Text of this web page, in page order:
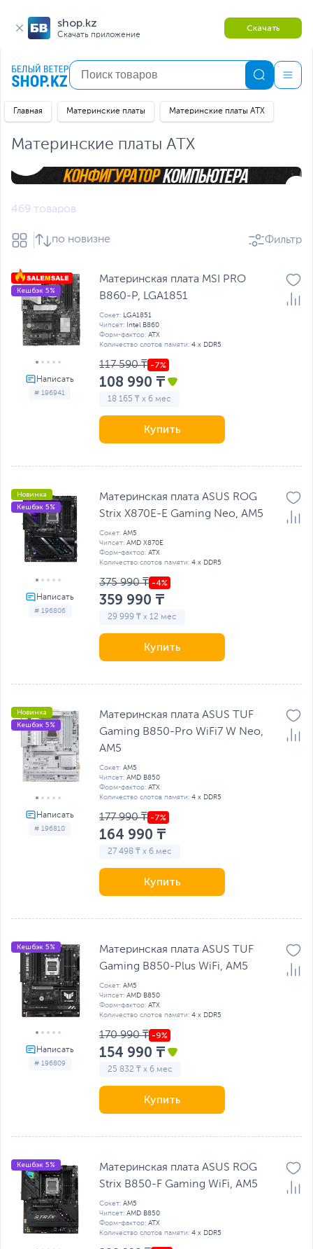
shop.kz
Скачать приложение
Скачать
Главная Материнские платы Материнские платы ATX
Материнские платы ATX
469 товаров
по новизне Фильтр
# 196941
Кешбэк 5%
Материнская плата MSI PRO
B860-P, LGA1851
Сокет:
LGA1851
Чипсет: Intel B860
Форм-фактор: ATX
Количество слотов памяти: 4 x DDR5
117 590 ₸
108 990 ₸
18 165 ₸ x 6 мес
Купить
# 196806
Новинка
Кешбэк 5%
Материнская плата ASUS ROG
Strix X870E-E Gaming Neo, AM5
Сокет: AM5
Чипсет: AMD X870E
Форм-фактор: ATX
Количество слотов памяти: 4 x DDR5
375 990 ₸
359 990 ₸
29 999 ₸ x 12 мес
Купить
# 196810
Новинка
Кешбэк 5%
Материнская плата ASUS TUF
Gaming B850-Pro WiFi7 W Neo,
AM5
Сокет: AM5
Чипсет: AMD B850
Форм-фактор: ATX
Количество слотов памяти: 4 x DDR5
177 990 ₸
164 990 ₸
27 498 ₸ x 6 мес
Купить
# 196809
Кешбэк 5%
Материнская плата ASUS TUF
Gaming B850-Plus WiFi, AM5
Сокет: AM5
Чипсет: AMD B850
Форм-фактор: ATX
Количество слотов памяти: 4 x DDR5
170 990 ₸
154 990 ₸
25 832 ₸ x 6 мес
Купить
Кешбэк 5%
Материнская плата ASUS ROG
Strix B850-F Gaming WiFi, AM5
Сокет: AM5
Чипсет: AMD B850
Форм-фактор: ATX
Количество слотов памяти: 4 x DDR5